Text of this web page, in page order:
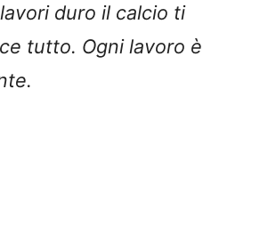
duro il calcio ti
tutto. Ogni lavoro è